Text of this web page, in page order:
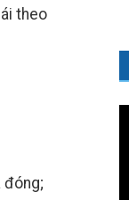
theo
đóng;